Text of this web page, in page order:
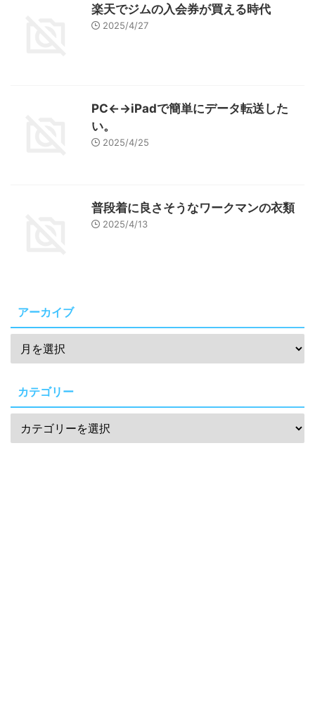
楽天でジムの入会券が買える時代
2025/4/27
PC←→iPadで簡単にデータ転送した
い。
2025/4/25
普段着に良さそうなワークマンの衣類
2025/4/13
アーカイブ
カテゴリー